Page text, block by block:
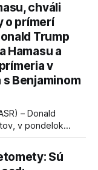
chváli
o prímerí
Trump
Hamasu a
v
Benjaminom
– Donald
v pondelok
v Gaze. Agentúra
že Izrael plní
Sú